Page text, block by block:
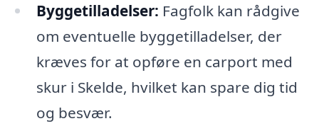
Byggetilladelser: Fagfolk kan rådgive
om eventuelle byggetilladelser, der
kræves for at opføre en carport med
skur i Skelde, hvilket kan spare dig tid
og besvær.